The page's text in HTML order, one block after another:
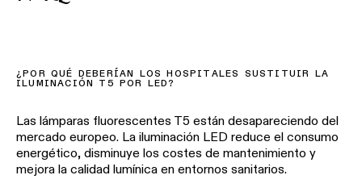
¿POR QUÉ DEBERÍAN LOS HOSPITALES SUSTITUIR LA
ILUMINACIÓN T5 POR LED?
Las lámparas fluorescentes T5 están desapareciendo del
mercado europeo. La iluminación LED reduce el consumo
energético, disminuye los costes de mantenimiento y
mejora la calidad lumínica en entornos sanitarios.